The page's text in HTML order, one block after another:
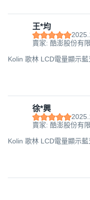
王*均
賣家: 酷澎股份有
Kolin 歌林 LCD電量顯示
徐*興
賣家: 酷澎股份有
Kolin 歌林 LCD電量顯示